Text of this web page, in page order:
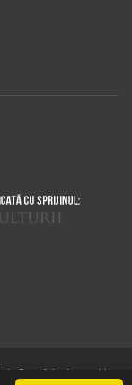
|
Cum folosim cookie-